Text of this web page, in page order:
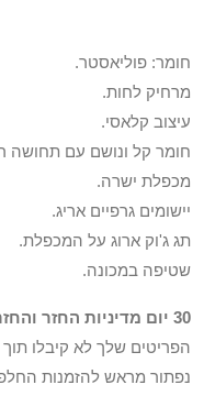
חומר: פוליאסטר.
מרחיק לחות.
עיצוב קלאסי.
חומר קל ונושם עם תחושה
מכפלת ישרה.
יישומים גרפיים אריג.
תג ג'וק ארוג על המכפלת.
שטיפה במכונה.
30 יום מדיניות החזר והחזר כספי
נפתור מראש להזמנות